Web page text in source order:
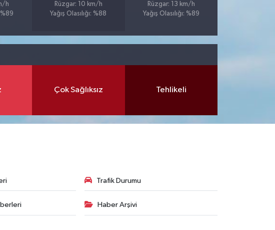
h
%89
Rüzgar: 10 km/h
Yağış Olasılığı: %88
Rüzgar: 13 km/h
Yağış Olasılığı: %89
Çok Sağlıksız Tehlikeli
Trafik Durumu
Haber Arşivi